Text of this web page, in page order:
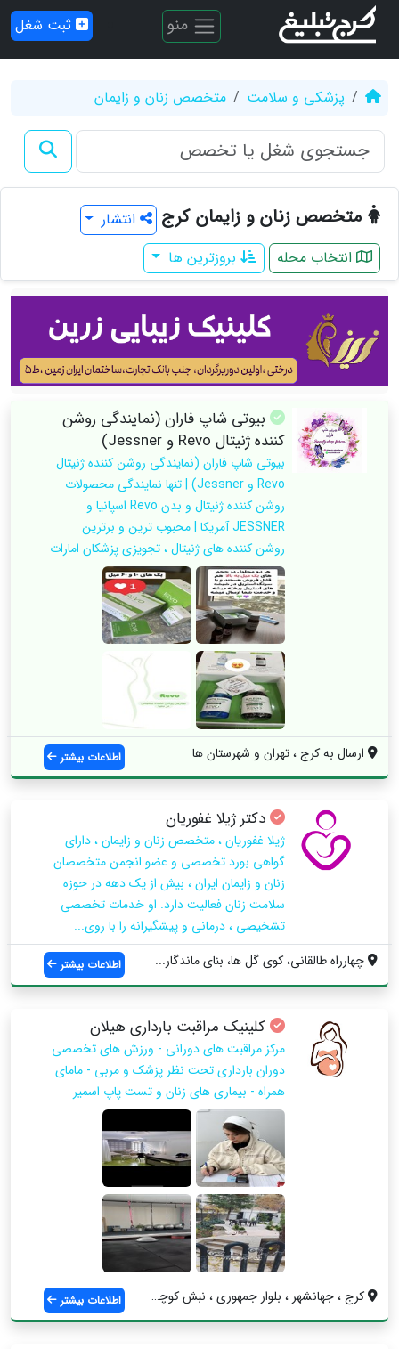
منو ثبت شغل
پزشکی و سلامت متخصص زنان و زایمان
متخصص زنان و زایمان کرج
انتشار
انتخاب محله
بروزترین ها
بیوتی شاپ فاران (نمایندگی روشن
کننده ژنیتال Revo و Jessner)
بیوتی شاپ فاران (نمایندگی روشن کننده ژنیتال
Revo و Jessner) | تنها نمایندگی محصولات
روشن کننده ژنیتال و بدن Revo اسپانیا و
JESSNER آمریکا | محبوب ترین و برترین
روشن کننده های ژنیتال ، تجویزی پزشکان امارات
ارسال به کرج ، تهران و شهرستان ها اطلاعات بیشتر
دکتر ژیلا غفوریان
ژیلا غفوریان ، متخصص زنان و زایمان ، دارای
گواهی بورد تخصصی و عضو انجمن متخصصان
زنان و زایمان ایران ، بیش از یک دهه در حوزه
سلامت زنان فعالیت دارد. او خدمات تخصصی
تشخیصی ، درمانی و پیشگیرانه را با روی...
چهارراه طالقانی، کوی گل ها، بنای ماندگار...
اطلاعات بیشتر
کلینیک مراقبت بارداری هیلان
مرکز مراقبت های دورانی - ورزش های تخصصی
دوران بارداری تحت نظر پزشک و مربی - مامای
همراه - بیماری های زنان و تست پاپ اسمیر
کرج ، جهانشهر ، بلوار جمهوری ، نبش کوچه ... اطلاعات بیشتر